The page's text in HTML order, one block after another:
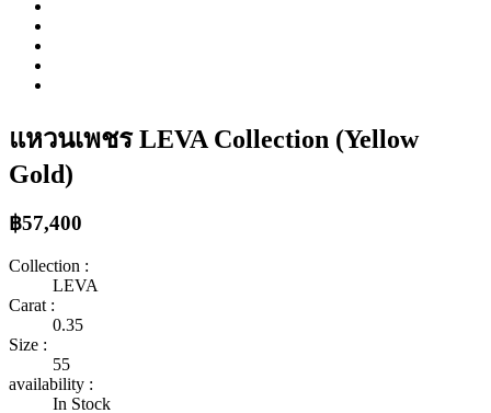
แหวนเพชร LEVA Collection (Yellow
Gold)
฿57,400
Collection :
LEVA
Carat :
0.35
Size :
55
availability :
In Stock